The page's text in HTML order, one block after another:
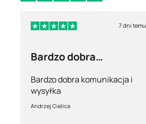
7 dni temu
Bardzo dobra
Bardzo dobra komunikacja i
wysyłka
Andrzej Cielica